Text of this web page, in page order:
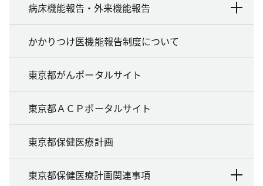
病床機能報告・外来機能報告
かかりつけ医機能報告制度について
東京都がんポータルサイト
東京都ＡＣＰポータルサイト
東京都保健医療計画
東京都保健医療計画関連事項